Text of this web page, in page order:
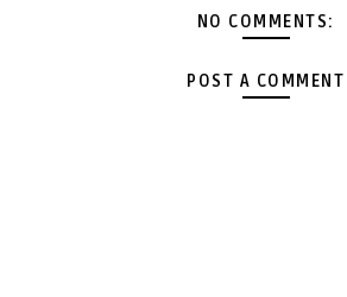
NO COMMENTS:
POST A COMMENT